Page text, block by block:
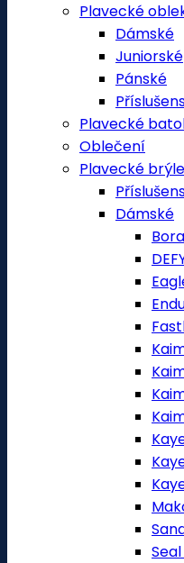
Plavecké
Dámské
Juniorské
Pánské
Plavecké
Oblečení
Plavecké brýle
Dámské
Bora